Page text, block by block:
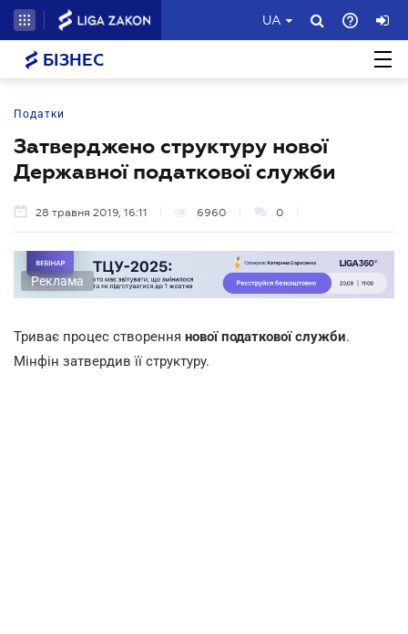
UA
БІЗНЕС
Податки
Затверджено структуру нової
Державної податкової служби
28 травня 2019, 16:11 6960 0
Реклама
Триває процес створення нової податкової служби.
Мінфін затвердив її структуру.